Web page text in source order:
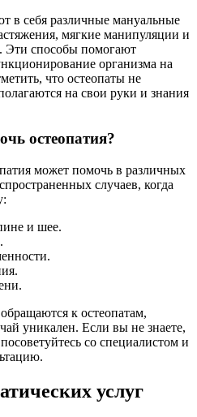
в себя различные мануальные
мягкие манипуляции и
Эти способы помогают
организма на
что остеопаты не
на свои руки и знания
остеопатия?
может помочь в различных
случаев, когда
и шее.
к остеопатам,
уникален. Если вы не знаете,
со специалистом и
услуг